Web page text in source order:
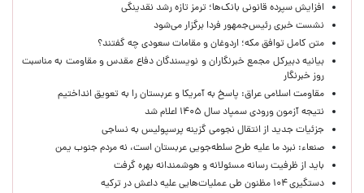
افزایش سپرده قانونی بانک‌ها؛ ترمز تازه رشد نقدینگی
نشست خبری رئیس‌جمهور فردا برگزار می‌شود
متن کامل توافق مکه؛ اردوغان و مقامات سعودی چه گفتند؟
بیانیه دبیرکل مجمع خبرنگاران و نویسندگان دفاع مقدس و مقاومت به مناسبت
روز خبرنگار
مقاومت اسلامی عراق: پاسخ به آمریکا و عربستان را به تعویق انداختیم
نتیجه آزمون ورودی سمپاد سال ۱۴۰۵ اعلام شد
جزئیات جدید از انتقال نجومی گزینه پرسپولیس به نساجی
صنعاء: نبرد ما علیه طرح سلطه‌جویی عربستان است، نه مردم جنوب یمن
باید از ظرفیت رسانه مسئولانه و هوشمندانه بهره گرفت
دستگیری ۱۰۴ مظنون طی عملیات‌هایی علیه داعش در ترکیه